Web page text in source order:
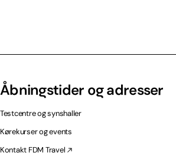
Åbningstider og adresser
Testcentre og synshaller
Kørekurser og events
Kontakt FDM Travel